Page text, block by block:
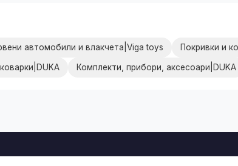
автомобили и влакчета|Viga toys Покривки и
Комплекти, прибори, аксесоари|DUKA